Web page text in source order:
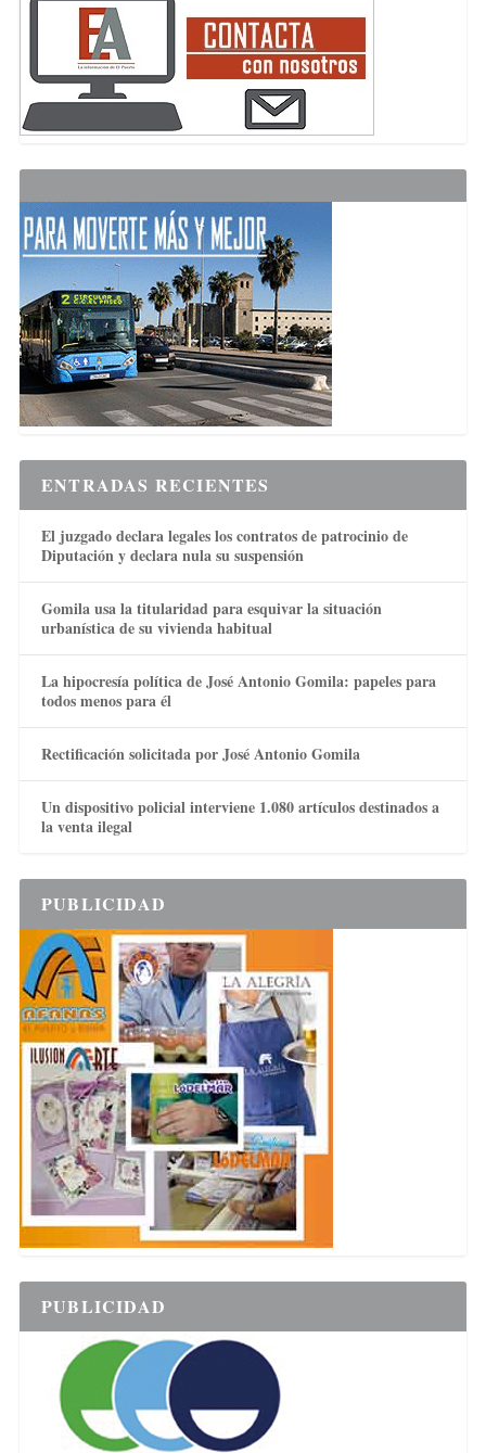
ENTRADAS RECIENTES
El juzgado declara legales los contratos de patrocinio de
Diputación y declara nula su suspensión
Gomila usa la titularidad para esquivar la situación
urbanística de su vivienda habitual
La hipocresía política de José Antonio Gomila: papeles para
todos menos para él
Rectificación solicitada por José Antonio Gomila
Un dispositivo policial interviene 1.080 artículos destinados a
la venta ilegal
PUBLICIDAD
PUBLICIDAD